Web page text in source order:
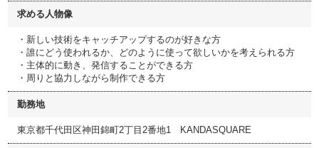
求める人物像
・新しい技術をキャッチアップするのが好きな方
・誰にどう使われるか、どのように使って欲しいかを考えられる方
・主体的に動き、発信することができる方
・周りと協力しながら制作できる方
勤務地
東京都千代田区神田錦町2丁目2番地1 KANDASQUARE